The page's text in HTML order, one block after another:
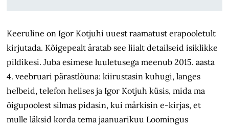
Keeruline on Igor Kotjuhi uuest raamatust erapooletult
kirjutada. Kõigepealt äratab see liialt detailseid isiklikke
pildikesi. Juba esimese luuletusega meenub 2015. aasta
4. veebruari pärastlõuna: kiirustasin kuhugi, langes
helbeid, telefon helises ja Igor Kotjuh küsis, mida ma
õigupoolest silmas pidasin, kui märkisin e-kirjas, et
mulle läksid korda tema jaanuarikuu Loomingus